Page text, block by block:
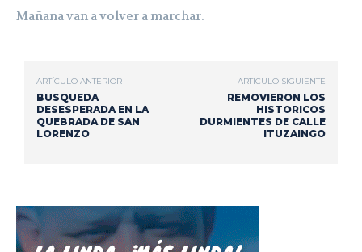
Mañana van a volver a marchar.
ARTÍCULO ANTERIOR
BUSQUEDA
DESESPERADA EN LA
QUEBRADA DE SAN
LORENZO
ARTÍCULO SIGUIENTE
REMOVIERON LOS
HISTORICOS
DURMIENTES DE CALLE
ITUZAINGO